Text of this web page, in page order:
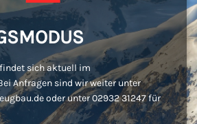
sich aktuell im
Anfragen sind wir weiter unter
oder unter 02932 31247 für